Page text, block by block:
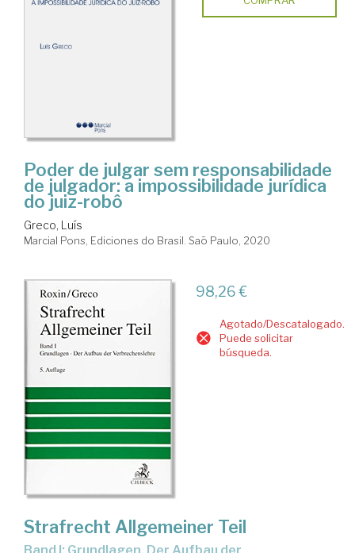
Poder de julgar sem responsabilidade
de julgador: a impossibilidade jurídica
do juiz-robô
Greco, Luís
Marcial Pons, Ediciones do Brasil. Saõ Paulo, 2020
98,26 €
Agotado/Descatalogado.
Puede solicitar
búsqueda.
Strafrecht Allgemeiner Teil